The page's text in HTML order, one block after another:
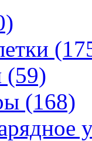
(59)
(168)